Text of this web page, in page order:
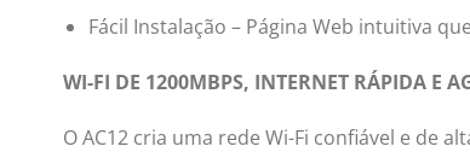
Fácil Instalação – Página Web intuitiva
WI-FI DE 1200MBPS, INTERNET RÁPIDA E
O AC12 cria uma rede Wi-Fi confiável e de